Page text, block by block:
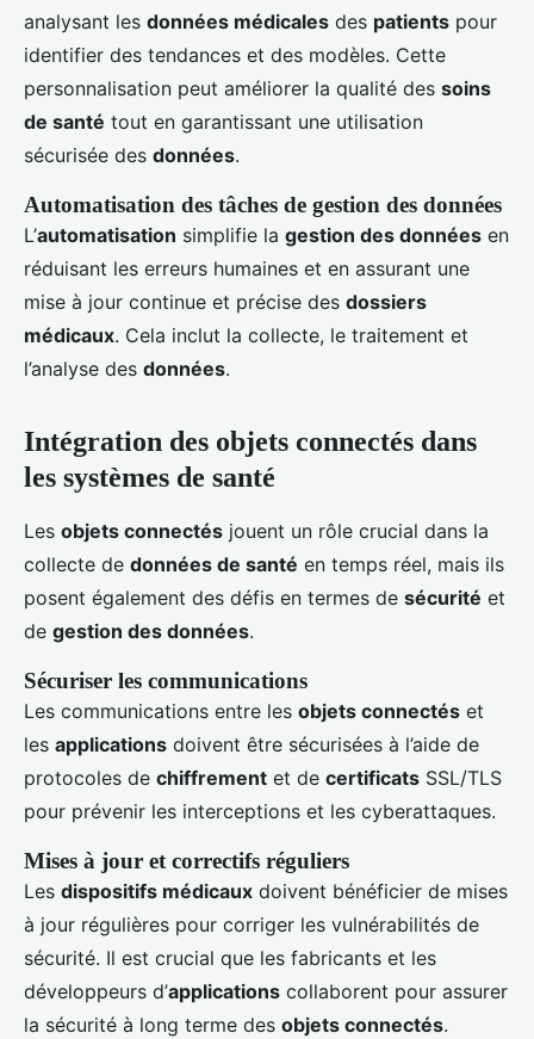
analysant les données médicales des patients pour
identifier des tendances et des modèles. Cette
personnalisation peut améliorer la qualité des soins
de santé tout en garantissant une utilisation
sécurisée des données.
Automatisation des tâches de gestion des données
L’automatisation simplifie la gestion des données en
réduisant les erreurs humaines et en assurant une
mise à jour continue et précise des dossiers
médicaux. Cela inclut la collecte, le traitement et
l’analyse des données.
Intégration des objets connectés dans
les systèmes de santé
Les objets connectés jouent un rôle crucial dans la
collecte de données de santé en temps réel, mais ils
posent également des défis en termes de sécurité et
de gestion des données.
Sécuriser les communications
Les communications entre les objets connectés et
les applications doivent être sécurisées à l’aide de
protocoles de chiffrement et de certificats SSL/TLS
pour prévenir les interceptions et les cyberattaques.
Mises à jour et correctifs réguliers
Les dispositifs médicaux doivent bénéficier de mises
à jour régulières pour corriger les vulnérabilités de
sécurité. Il est crucial que les fabricants et les
développeurs d’applications collaborent pour assurer
la sécurité à long terme des objets connectés.